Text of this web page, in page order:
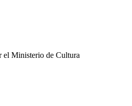
el Ministerio de Cultura